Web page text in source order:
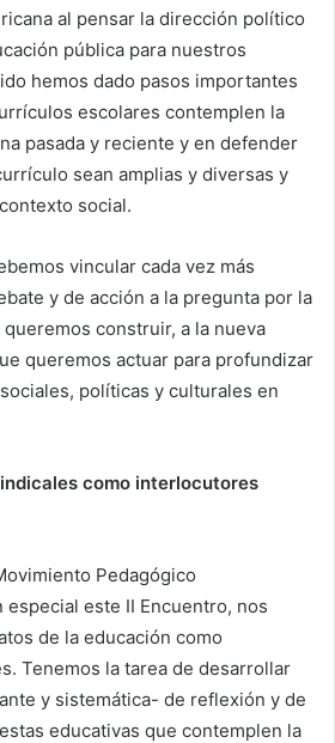
al pensar la dirección político
pública para nuestros
hemos dado pasos importantes
escolares contemplen la
pasada y reciente y en defender
sean amplias y diversas y
social.
vincular cada vez más
y de acción a la pregunta por la
construir, a la nueva
queremos actuar para profundizar
políticas y culturales en
como interlocutores
Pedagógico
especial este II Encuentro, nos
de la educación como
Tenemos la tarea de desarrollar
y sistemática- de reflexión y de
educativas que contemplen la